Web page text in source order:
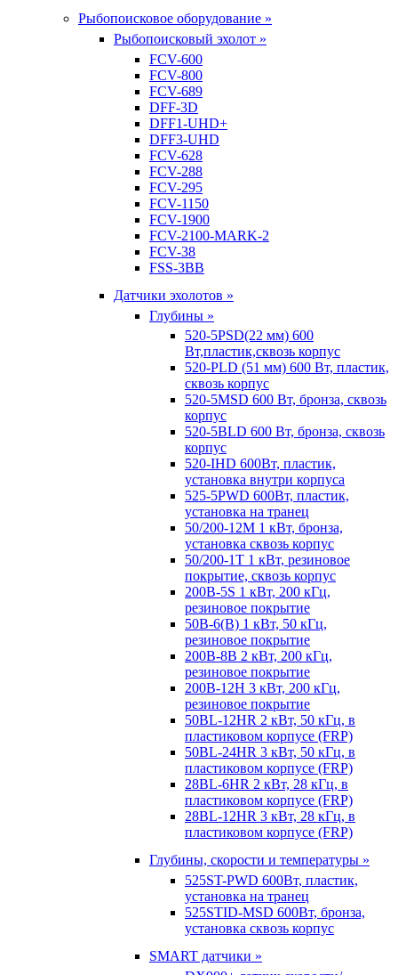
Рыбопоисковое оборудование »
Рыбопоисковый эхолот »
FCV-600
FCV-800
FCV-689
DFF-3D
DFF1-UHD+
DFF3-UHD
FCV-628
FCV-288
FCV-295
FCV-1150
FCV-1900
FCV-2100-MARK-2
FCV-38
FSS-3BB
Датчики эхолотов »
Глубины »
520-5PSD(22 мм) 600
Вт,пластик,сквозь корпус
520-PLD (51 мм) 600 Вт, пластик,
сквозь корпус
520-5MSD 600 Вт, бронза, сквозь
корпус
520-5BLD 600 Вт, бронза, сквозь
корпус
520-IHD 600Вт, пластик,
установка внутри корпуса
525-5PWD 600Вт, пластик,
установка на транец
50/200-12M 1 кВт, бронза,
установка сквозь корпус
50/200-1T 1 кВт, резиновое
покрытие, сквозь корпус
200B-5S 1 кВт, 200 кГц,
резиновое покрытие
50B-6(B) 1 кВт, 50 кГц,
резиновое покрытие
200B-8B 2 кВт, 200 кГц,
резиновое покрытие
200B-12H 3 кВт, 200 кГц,
резиновое покрытие
50BL-12HR 2 кВт, 50 кГц, в
пластиковом корпусе (FRP)
50BL-24HR 3 кВт, 50 кГц, в
пластиковом корпусе (FRP)
28BL-6HR 2 кВт, 28 кГц, в
пластиковом корпусе (FRP)
28BL-12HR 3 кВт, 28 кГц, в
пластиковом корпусе (FRP)
Глубины, скорости и температуры »
525ST-PWD 600Вт, пластик,
установка на транец
525STID-MSD 600Вт, бронза,
установка сквозь корпус
SMART датчики »